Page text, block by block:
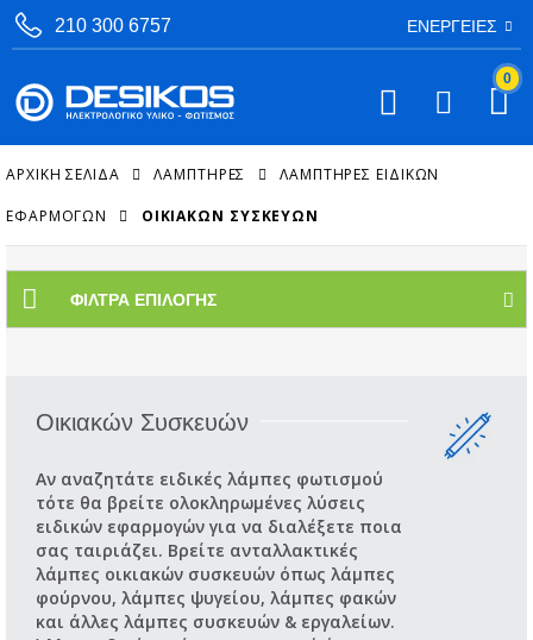
210 300 6757 ΕΝΈΡΓΕΙΕΣ
0
ΑΡΧΙΚΉ ΣΕΛΊΔΑ ΛΑΜΠΤΗΡΕΣ ΛΑΜΠΤΉΡΕΣ ΕΙΔΙΚΏΝ
ΕΦΑΡΜΟΓΏΝ ΟΙΚΙΑΚΏΝ ΣΥΣΚΕΥΏΝ
ΦΊΛΤΡΑ ΕΠΙΛΟΓΉΣ
Οικιακών Συσκευών
Αν αναζητάτε ειδικές λάμπες φωτισμού
τότε θα βρείτε ολοκληρωμένες λύσεις
ειδικών εφαρμογών για να διαλέξετε ποια
σας ταιριάζει. Βρείτε ανταλλακτικές
λάμπες οικιακών συσκευών όπως λάμπες
φούρνου, λάμπες ψυγείου, λάμπες φακών
και άλλες λάμπες συσκευών & εργαλείων.